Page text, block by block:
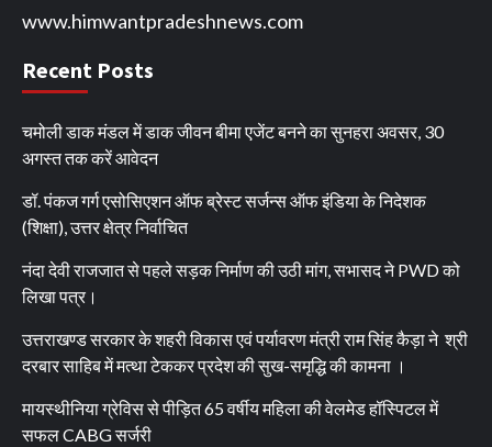
www.himwantpradeshnews.com
Recent Posts
चमोली डाक मंडल में डाक जीवन बीमा एजेंट बनने का सुनहरा अवसर, 30
अगस्त तक करें आवेदन
डॉ. पंकज गर्ग एसोसिएशन ऑफ ब्रेस्ट सर्जन्स ऑफ इंडिया के निदेशक
(शिक्षा), उत्तर क्षेत्र निर्वाचित
नंदा देवी राजजात से पहले सड़क निर्माण की उठी मांग, सभासद ने PWD को
लिखा पत्र।
उत्तराखण्ड सरकार के शहरी विकास एवं पर्यावरण मंत्री राम सिंह कैड़ा ने श्री
दरबार साहिब में मत्था टेककर प्रदेश की सुख-समृद्धि की कामना ।
मायस्थीनिया ग्रेविस से पीड़ित 65 वर्षीय महिला की वेलमेड हॉस्पिटल में
सफल CABG सर्जरी